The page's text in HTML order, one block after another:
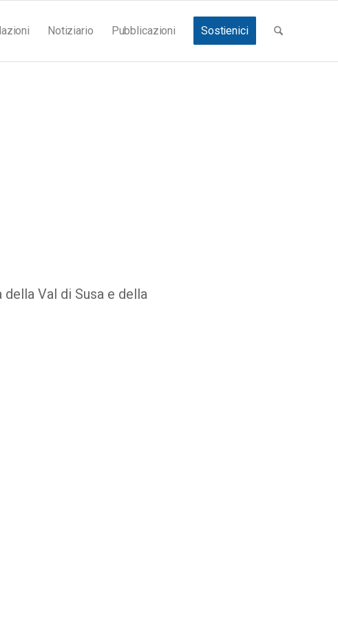
Notiziario Pubblicazioni Sostienici
Val di Susa e della